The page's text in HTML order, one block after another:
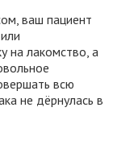
ваш пациент
на лакомство, а
всю
не дёрнулась в